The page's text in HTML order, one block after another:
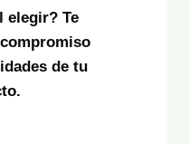
elegir? Te
de tu